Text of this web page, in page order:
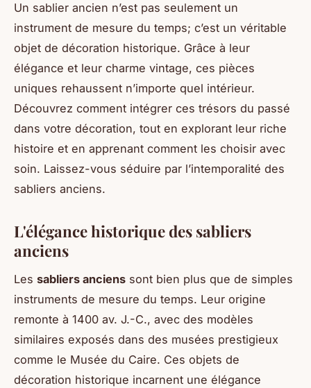
Un sablier ancien n’est pas seulement un
instrument de mesure du temps; c’est un véritable
objet de décoration historique. Grâce à leur
élégance et leur charme vintage, ces pièces
uniques rehaussent n’importe quel intérieur.
Découvrez comment intégrer ces trésors du passé
dans votre décoration, tout en explorant leur riche
histoire et en apprenant comment les choisir avec
soin. Laissez-vous séduire par l’intemporalité des
sabliers anciens.
L'élégance historique des sabliers
anciens
Les sabliers anciens sont bien plus que de simples
instruments de mesure du temps. Leur origine
remonte à 1400 av. J.-C., avec des modèles
similaires exposés dans des musées prestigieux
comme le Musée du Caire. Ces objets de
décoration historique incarnent une élégance